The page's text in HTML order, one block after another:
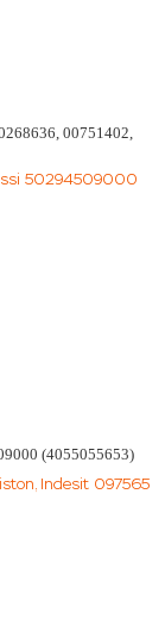
00751402,
(4055055653)